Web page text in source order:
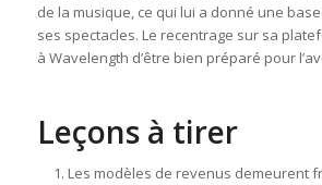
de la musique, ce qui lui a donné une
ses spectacles. Le recentrage sur sa
à Wavelength d’être bien préparé pour
Leçons à tirer
Les modèles de revenus demeurent